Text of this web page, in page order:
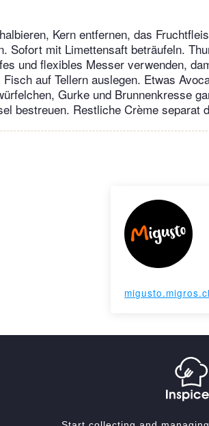
Kern entfernen, das
Sofort mit Limettensaft beträufeln.
und flexibles Messer verwenden,
auf Tellern auslegen. Etwas
Gurke und Brunnenkresse
bestreuen. Restliche Crème separat